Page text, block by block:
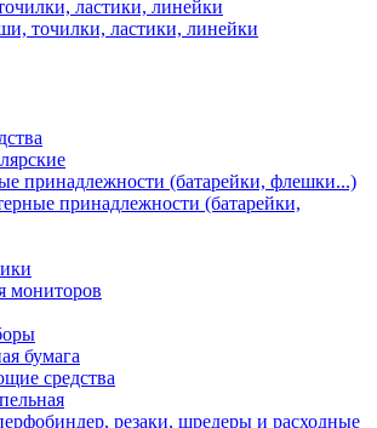
ластики, линейки
точилки, ластики, линейки
принадлежности (батарейки, флешки...)
принадлежности (батарейки,
мониторов
бумага
средства
резаки, шредеры и расходные